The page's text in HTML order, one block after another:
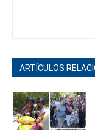
ARTÍCULOS